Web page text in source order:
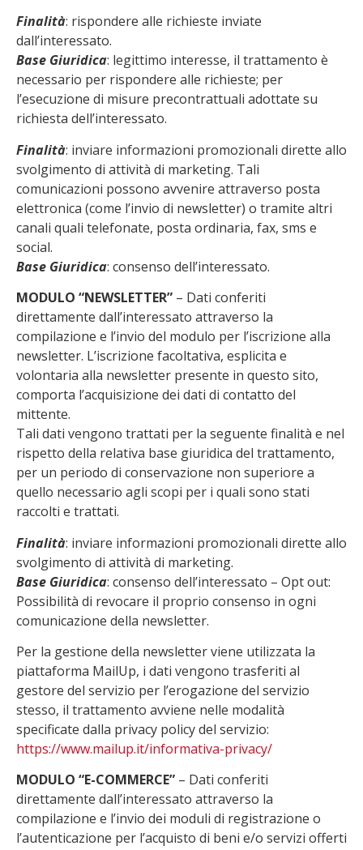
Finalità: rispondere alle richieste inviate
dall’interessato.
Base Giuridica: legittimo interesse, il trattamento è
necessario per rispondere alle richieste; per
l’esecuzione di misure precontrattuali adottate su
richiesta dell’interessato.
Finalità: inviare informazioni promozionali dirette allo
svolgimento di attività di marketing. Tali
comunicazioni possono avvenire attraverso posta
elettronica (come l’invio di newsletter) o tramite altri
canali quali telefonate, posta ordinaria, fax, sms e
social.
Base Giuridica: consenso dell’interessato.
MODULO “NEWSLETTER” – Dati conferiti
direttamente dall’interessato attraverso la
compilazione e l’invio del modulo per l’iscrizione alla
newsletter. L’iscrizione facoltativa, esplicita e
volontaria alla newsletter presente in questo sito,
comporta l’acquisizione dei dati di contatto del
mittente.
Tali dati vengono trattati per la seguente finalità e nel
rispetto della relativa base giuridica del trattamento,
per un periodo di conservazione non superiore a
quello necessario agli scopi per i quali sono stati
raccolti e trattati.
Finalità: inviare informazioni promozionali dirette allo
svolgimento di attività di marketing.
Base Giuridica: consenso dell’interessato – Opt out:
Possibilità di revocare il proprio consenso in ogni
comunicazione della newsletter.
Per la gestione della newsletter viene utilizzata la
piattaforma MailUp, i dati vengono trasferiti al
gestore del servizio per l’erogazione del servizio
stesso, il trattamento avviene nelle modalità
specificate dalla privacy policy del servizio:
https://www.mailup.it/informativa-privacy/
MODULO “E-COMMERCE” – Dati conferiti
direttamente dall’interessato attraverso la
compilazione e l’invio dei moduli di registrazione o
l’autenticazione per l’acquisto di beni e/o servizi offerti